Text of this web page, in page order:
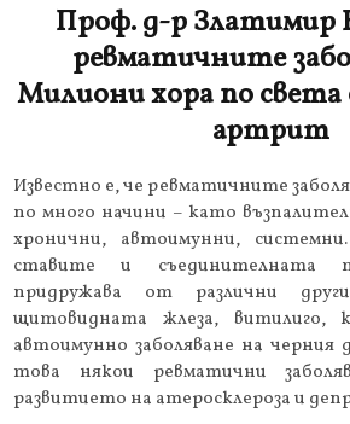
Проф. д-р Златимир
ревматичните
Милиони хора по
артрит
Известно е, че ревматичните
по много начини – като
хронични, автоимунни,
ставите и съединителната
придружава от различни
щитовидната жлеза, витилиго,
автоимунно заболяване на черния
това някои ревматични
развитието на атеросклероза и